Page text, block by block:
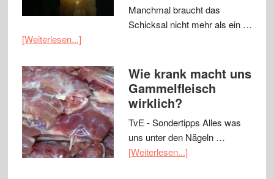
Manchmal braucht das
Schicksal nicht mehr als ein …
[Weiterlesen...]
Wie krank macht uns
Gammelfleisch
wirklich?
TvE - Sondertipps Alles was
uns unter den Nägeln …
[Weiterlesen...]